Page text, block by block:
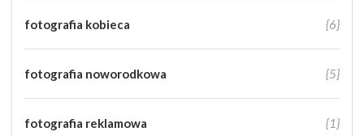
fotografia kobieca {6}
fotografia noworodkowa {5}
fotografia reklamowa {1}